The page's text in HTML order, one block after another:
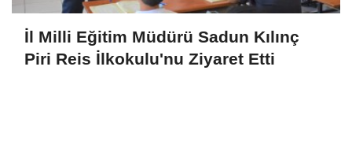
İl Milli Eğitim Müdürü Sadun Kılınç
Piri Reis İlkokulu'nu Ziyaret Etti